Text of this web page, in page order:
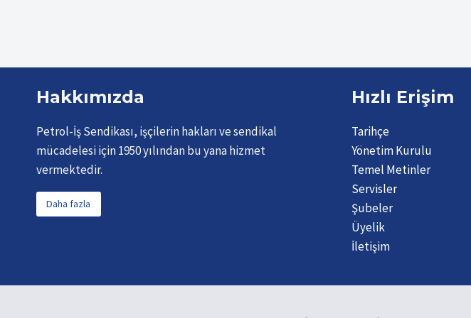
Hakkımızda
Petrol-İş Sendikası, işçilerin hakları ve sendikal
mücadelesi için 1950 yılından bu yana hizmet
vermektedir.
Daha fazla
Hızlı Erişim
Tarihçe
Yönetim Kurulu
Temel Metinler
Servisler
Şubeler
Üyelik
İletişim